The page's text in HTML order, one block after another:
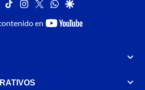
facebook
tiktok instagram
twitterwhatsapp
google
en
youtube-